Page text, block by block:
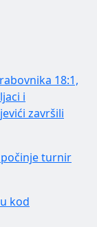
18:1,
i
završili
turnir
kod